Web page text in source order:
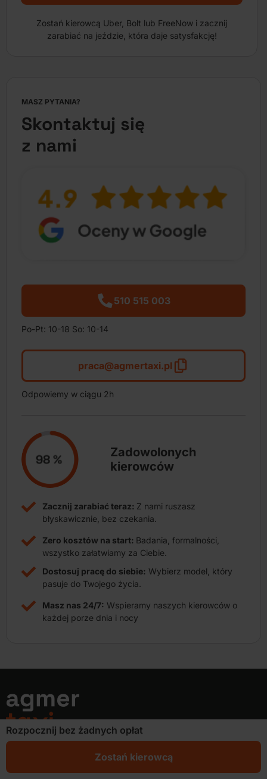
Zostań kierowcą Uber, Bolt lub FreeNow i zacznij
zarabiać na jeździe, która daje satysfakcję!
MASZ PYTANIA?
Skontaktuj się
z nami
510 515 003
Po-Pt: 10-18 So: 10-14
praca@agmertaxi.pl
Odpowiemy w ciągu 2h
Zadowolonych
kierowców
Zacznij zarabiać teraz: Z nami ruszasz
błyskawicznie, bez czekania.
Zero kosztów na start: Badania, formalności,
wszystko załatwiamy za Ciebie.
Dostosuj pracę do siebie: Wybierz model, który
pasuje do Twojego życia.
Masz nas 24/7: Wspieramy naszych kierowców o
każdej porze dnia i nocy
Rozpocznij bez żadnych opłat
Zostań kierowcą